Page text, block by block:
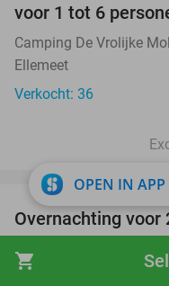
shopping_cart
voor 1 tot 6
Camping De Vrolijke
Ellemeet
Verkocht: 36
Overnachting
Wellness-Hotel Fletcher
OPEN IN APP